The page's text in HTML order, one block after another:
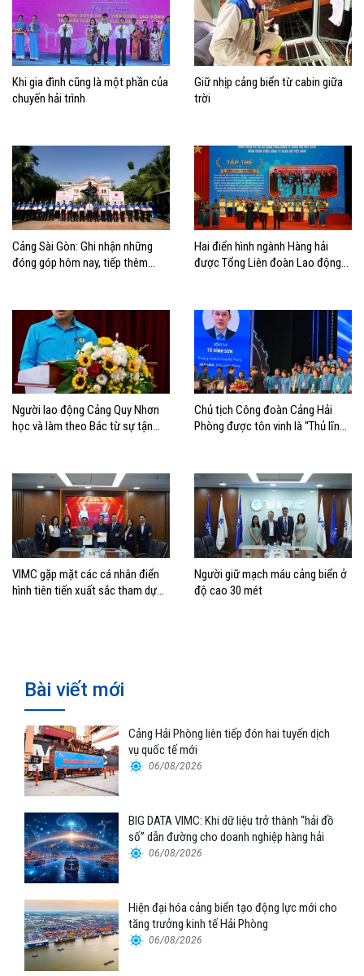
Khi gia đình cũng là một phần của
chuyến hải trình
Giữ nhịp cảng biển từ cabin giữa
trời
Cảng Sài Gòn: Ghi nhận những
đóng góp hôm nay, tiếp thêm
Hai điển hình ngành Hàng hải
được Tổng Liên đoàn Lao động
Người lao động Cảng Quy Nhơn
học và làm theo Bác từ sự tận
Chủ tịch Công đoàn Cảng Hải
Phòng được tôn vinh là “Thủ lĩnh
VIMC gặp mặt các cá nhân điển
hình tiên tiến xuất sắc tham dự
Người giữ mạch máu cảng biển ở
độ cao 30 mét
Bài viết mới
Cảng Hải Phòng liên tiếp đón hai tuyến dịch
vụ quốc tế mới
06/08/2026
BIG DATA VIMC: Khi dữ liệu trở thành “hải đồ
số” dẫn đường cho doanh nghiệp hàng hải
06/08/2026
Hiện đại hóa cảng biển tạo động lực mới cho
tăng trưởng kinh tế Hải Phòng
06/08/2026